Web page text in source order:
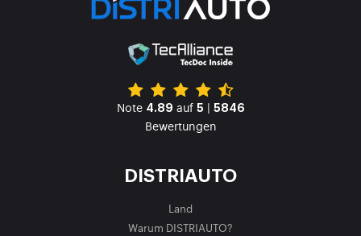
Note 4.89 auf 5 | 5846
Bewertungen
DISTRIAUTO
Land
Warum DISTRIAUTO?